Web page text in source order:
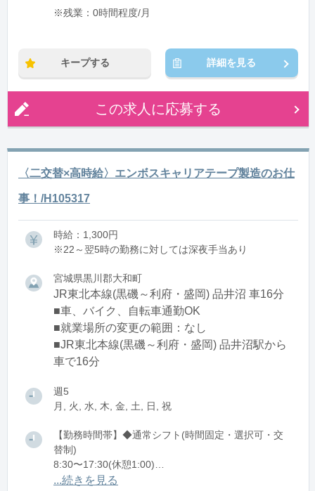
※残業：0時間程度/月
キープする 詳細を見る
この求人に応募する
〈二交替×高時給〉エンボスキャリアテープ製造のお仕
事！/H105317
時給：1,300円
※22～翌5時の勤務に対しては深夜手当あり
宮城県黒川郡大和町
JR東北本線(黒磯～利府・盛岡) 品井沼 車16分
■車、バイク、自転車通勤OK
■就業場所の変更の範囲：なし
■JR東北本線(黒磯～利府・盛岡) 品井沼駅から
車で16分
週5
月, 火, 水, 木, 金, 土, 日, 祝
【勤務時間帯】◆通常シフト(時間固定・選択可・交
替制)
8:30〜17:30(休憩1:00)
20:30〜翌5:30(休憩1:00)
...続きを見る